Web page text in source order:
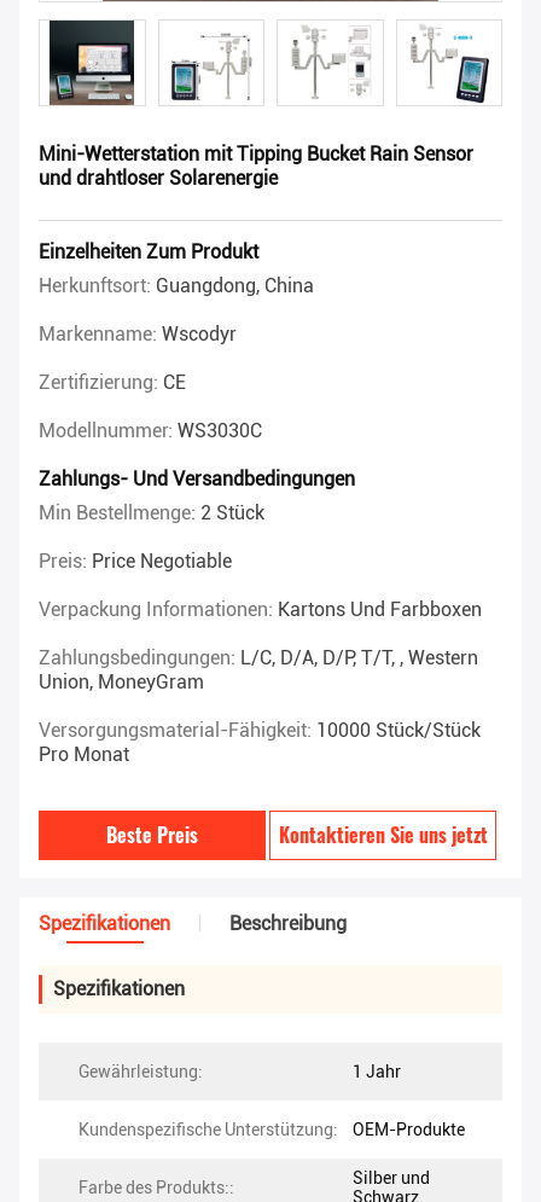
Mini-Wetterstation mit Tipping Bucket Rain Sensor
und drahtloser Solarenergie
Einzelheiten Zum Produkt
Herkunftsort: Guangdong, China
Markenname: Wscodyr
Zertifizierung: CE
Modellnummer: WS3030C
Zahlungs- Und Versandbedingungen
Min Bestellmenge: 2 Stück
Preis: Price Negotiable
Verpackung Informationen: Kartons Und Farbboxen
Zahlungsbedingungen: L/C, D/A, D/P, T/T, , Western
Union, MoneyGram
Versorgungsmaterial-Fähigkeit: 10000 Stück/Stück
Pro Monat
Beste Preis Kontaktieren Sie uns jetzt
Spezifikationen Beschreibung
Spezifikationen
Gewährleistung: 1 Jahr
Kundenspezifische Unterstützung: OEM-Produkte
Farbe des Produkts::
Silber und
Schwarz